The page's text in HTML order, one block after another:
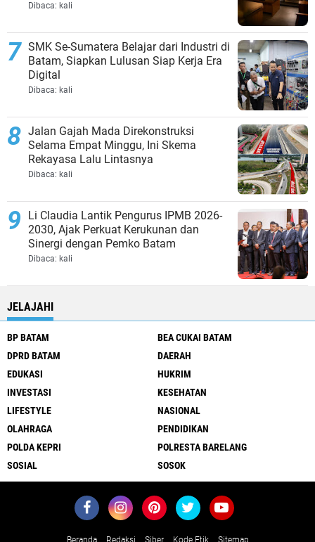
Dibaca: kali
SMK Se-Sumatera Belajar dari Industri di
Batam, Siapkan Lulusan Siap Kerja Era
Digital
Dibaca: kali
Jalan Gajah Mada Direkonstruksi
Selama Empat Minggu, Ini Skema
Rekayasa Lalu Lintasnya
Dibaca: kali
Li Claudia Lantik Pengurus IPMB 2026-
2030, Ajak Perkuat Kerukunan dan
Sinergi dengan Pemko Batam
Dibaca: kali
JELAJAHI
BP BATAM
BEA CUKAI BATAM
DPRD BATAM
DAERAH
EDUKASI
HUKRIM
INVESTASI
KESEHATAN
LIFESTYLE
NASIONAL
OLAHRAGA
PENDIDIKAN
POLDA KEPRI
POLRESTA BARELANG
SOSIAL
SOSOK